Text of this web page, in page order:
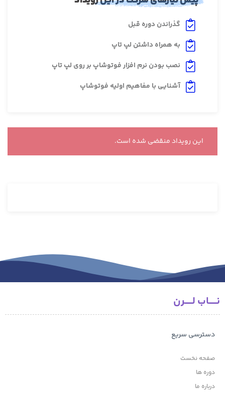
گذراندن دوره قبل
به همراه داشتن لپ تاپ
نصب بودن نرم افزار فوتوشاپ بر روی لپ تاپ
آشنایی با مفاهیم اولیه فوتوشاپ
این رویداد منقضی شده است.
نـــــاب لـــــرن
دسترسی سریع
صفحه نخست
دوره ها
درباره ما